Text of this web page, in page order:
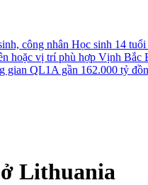
công nhân Học sinh 14
hoặc vị trí phù hợp Vịnh Bắc
gian QL1A gần 162.000 tỷ
Lithuania